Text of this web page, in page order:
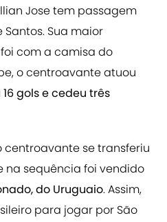
Jose tem passagem
Santos. Sua maior
com a camisa do
o centroavante atuou
gols e cedeu três
centroavante se transferiu
na sequência foi vendido
do Uruguaio. Assim,
para jogar por São